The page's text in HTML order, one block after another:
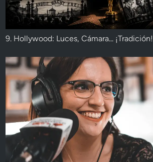
9. Hollywood: Luces, Cámara... ¡Tradición!